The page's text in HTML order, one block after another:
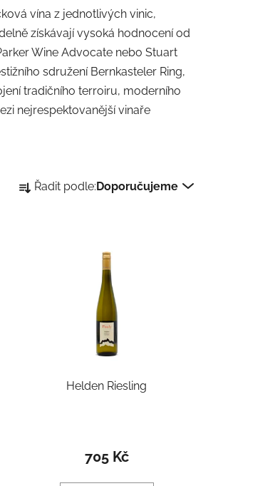
vína z jednotlivých vinic,
získávají vysoká hodnocení od
Wine Advocate nebo Stuart
sdružení Bernkasteler Ring,
tradičního terroiru, moderního
nejrespektovanější vinaře
a Řadit podle:Doporučujeme
Helden Riesling
705 Kč